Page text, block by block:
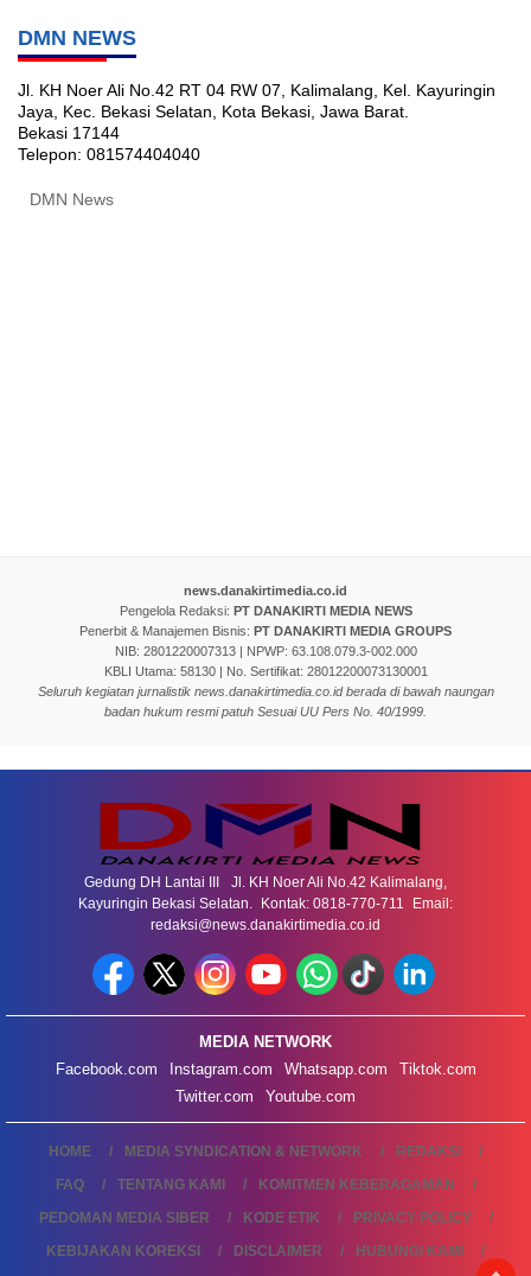
DMN NEWS
Jl. KH Noer Ali No.42 RT 04 RW 07, Kalimalang, Kel. Kayuringin
Jaya, Kec. Bekasi Selatan, Kota Bekasi, Jawa Barat.
Bekasi 17144
Telepon: 081574404040
DMN News
news.danakirtimedia.co.id
Pengelola Redaksi: PT DANAKIRTI MEDIA NEWS
Penerbit & Manajemen Bisnis: PT DANAKIRTI MEDIA GROUPS
NIB: 2801220007313 | NPWP: 63.108.079.3-002.000
KBLI Utama: 58130 | No. Sertifikat: 28012200073130001
Seluruh kegiatan jurnalistik news.danakirtimedia.co.id berada di bawah naungan
badan hukum resmi patuh Sesuai UU Pers No. 40/1999.
Gedung DH Lantai III Jl. KH Noer Ali No.42 Kalimalang,
Kayuringin Bekasi Selatan. Kontak: 0818-770-711 Email:
redaksi@news.danakirtimedia.co.id
MEDIA NETWORK
Facebook.com
Instagram.com Whatsapp.com
Tiktok.com
Twitter.com
Youtube.com
HOME MEDIA SYNDICATION & NETWORK
REDAKSI
FAQ
TENTANG KAMI
KOMITMEN KEBERAGAMAN
PEDOMAN MEDIA SIBER
KODE ETIK
PRIVACY POLICY
KEBIJAKAN KOREKSI
DISCLAIMER
HUBUNGI KAMI